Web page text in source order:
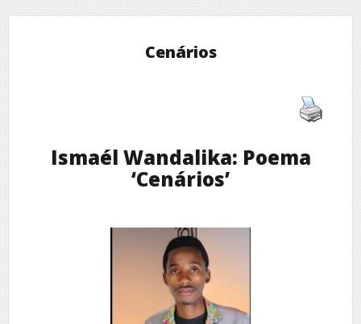
Cenários
Ismaél Wandalika: Poema
‘Cenários’